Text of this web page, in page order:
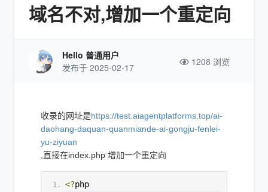
域名不对,增加一个重定向
Hello 普通用户
发布于 2025-02-17
1208 浏览
收录的网址是https://test.aiagentplatforms.top/ai-
daohang-daquan-quanmiande-ai-gongju-fenlei-
yu-ziyuan
,直接在index.php 增加一个重定向
<?php